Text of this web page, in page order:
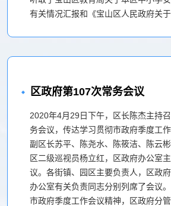
有关情况汇报和《宝山区人民政府关
区政府第107次常务会议
2020年4月29日下午，区长陈杰主持
务会议，传达学习贯彻市政府季度工作
副区长苏平、陈尧水、陈筱洁、陈云彬
区二级巡视员杨立红，区政府办公室
议。各街镇、园区主要负责人，区政
办公室有关负责同志分别列席了会议
市政府季度工作会议精神，区政府分